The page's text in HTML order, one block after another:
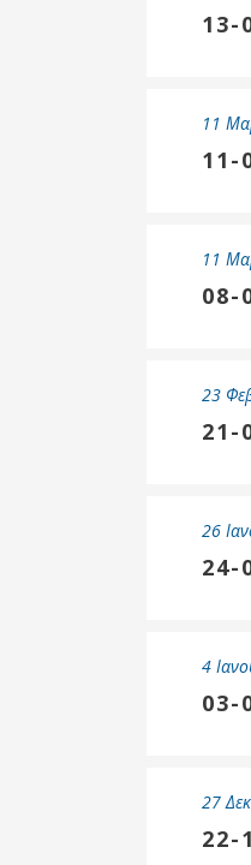
13-
11
11-
11
08-
23
21-
26
24-
4
03-
27
22-